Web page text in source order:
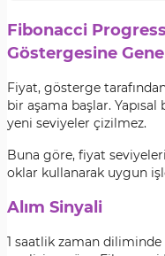
Fibonacci
Göstergesine
Fiyat, gösterge
bir aşama başlar.
yeni seviyeler çizilmez.
Buna göre, fiyat seviyeleri
oklar kullanarak uygun
Alım Sinyali
1 saatlik zaman diliminde